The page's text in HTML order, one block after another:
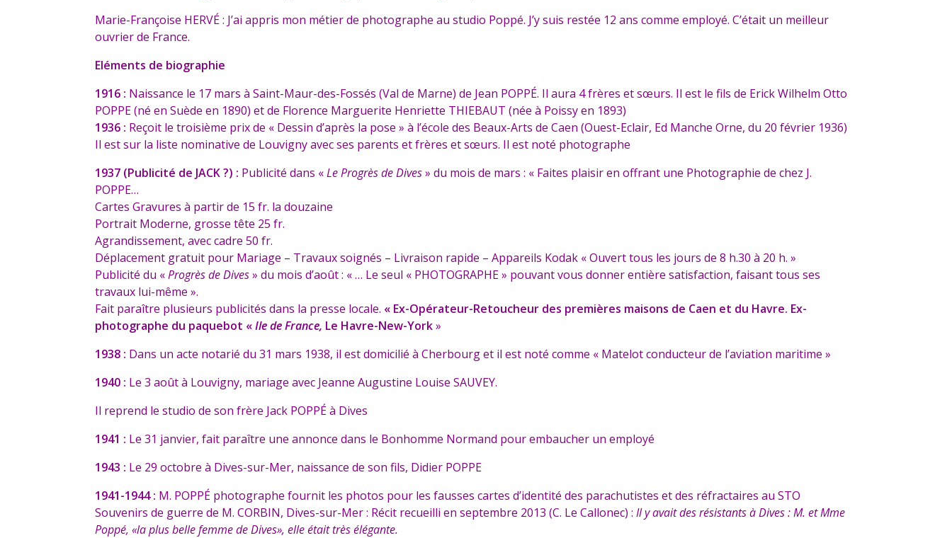
Marie-Françoise HERVÉ : J’ai appris mon métier de photographe au studio Poppé. J’y suis restée 12 ans comme employé. C’était un meilleur
ouvrier de France.
Eléments de biographie
1916 : Naissance le 17 mars à Saint-Maur-des-Fossés (Val de Marne) de Jean POPPÉ. Il aura 4 frères et sœurs. Il est le fils de Erick Wilhelm Otto
POPPE (né en Suède en 1890) et de Florence Marguerite Henriette THIEBAUT (née à Poissy en 1893)
1936 : Reçoit le troisième prix de « Dessin d’après la pose » à l’école des Beaux-Arts de Caen (Ouest-Eclair, Ed Manche Orne, du 20 février 1936)
Il est sur la liste nominative de Louvigny avec ses parents et frères et sœurs. Il est noté photographe
1937 (Publicité de JACK ?) : Publicité dans «Le Progrès de Dives» du mois de mars : « Faites plaisir en offrant une Photographie de chez J.
POPPE…
Cartes Gravures à partir de 15 fr. la douzaine
Portrait Moderne, grosse tête 25 fr.
Agrandissement, avec cadre 50 fr.
Déplacement gratuit pour Mariage – Travaux soignés – Livraison rapide – Appareils Kodak « Ouvert tous les jours de 8 h.30 à 20 h. »
Publicité du «Progrès de Dives» du mois d’août : « … Le seul « PHOTOGRAPHE » pouvant vous donner entière satisfaction, faisant tous ses
travaux lui-même ».
Fait paraître plusieurs publicités dans la presse locale. « Ex-Opérateur-Retoucheur des premières maisons de Caen et du Havre. Ex-
photographe du paquebot «Ile de France, Le Havre-New-York»
1938 : Dans un acte notarié du 31 mars 1938, il est domicilié à Cherbourg et il est noté comme « Matelot conducteur de l’aviation maritime »
1940 : Le 3 août à Louvigny, mariage avec Jeanne Augustine Louise SAUVEY.
Il reprend le studio de son frère Jack POPPÉ à Dives
1941 : Le 31 janvier, fait paraître une annonce dans le Bonhomme Normand pour embaucher un employé
1943 : Le 29 octobre à Dives-sur-Mer, naissance de son fils, Didier POPPE
1941-1944 : M. POPPÉ photographe fournit les photos pour les fausses cartes d’identité des parachutistes et des réfractaires au STO
Souvenirs de guerre de M. CORBIN, Dives-sur-Mer : Récit recueilli en septembre 2013 (C. Le Callonec) :Il y avait des résistants à Dives : M. et Mme
Poppé, «la plus belle femme de Dives», elle était très élégante.